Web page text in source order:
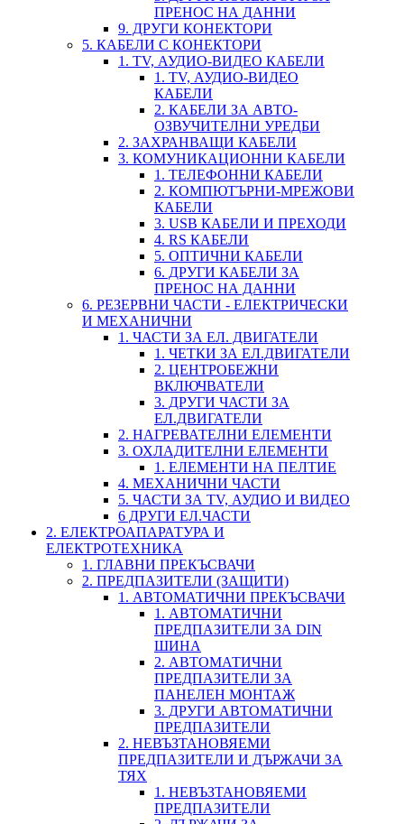
ПРЕНОС НА ДАННИ
9. ДРУГИ КОНЕКТОРИ
5. КАБЕЛИ С КОНЕКТОРИ
1. TV, АУДИО-ВИДЕО КАБЕЛИ
1. TV, АУДИО-ВИДЕО
КАБЕЛИ
2. КАБЕЛИ ЗА АВТО-
ОЗВУЧИТЕЛНИ УРЕДБИ
2. ЗАХРАНВАЩИ КАБЕЛИ
3. КОМУНИКАЦИОННИ КАБЕЛИ
1. ТЕЛЕФОННИ КАБЕЛИ
2. КОМПЮТЪРНИ-МРЕЖОВИ
КАБЕЛИ
3. USB КАБЕЛИ И ПРЕХОДИ
4. RS КАБЕЛИ
5. ОПТИЧНИ КАБЕЛИ
6. ДРУГИ КАБЕЛИ ЗА
ПРЕНОС НА ДАННИ
6. РЕЗЕРВНИ ЧАСТИ - ЕЛЕКТРИЧЕСКИ
И МЕХАНИЧНИ
1. ЧАСТИ ЗА ЕЛ. ДВИГАТЕЛИ
1. ЧЕТКИ ЗА ЕЛ.ДВИГАТЕЛИ
2. ЦЕНТРОБЕЖНИ
ВКЛЮЧВАТЕЛИ
3. ДРУГИ ЧАСТИ ЗА
ЕЛ.ДВИГАТЕЛИ
2. НАГРЕВАТЕЛНИ ЕЛЕМЕНТИ
3. ОХЛАДИТЕЛНИ ЕЛЕМЕНТИ
1. ЕЛЕМЕНТИ НА ПЕЛТИЕ
4. МЕХАНИЧНИ ЧАСТИ
5. ЧАСТИ ЗА TV, АУДИО И ВИДЕО
6 ДРУГИ ЕЛ.ЧАСТИ
2. ЕЛЕКТРОАПАРАТУРА И
ЕЛЕКТРОТЕХНИКА
1. ГЛАВНИ ПРЕКЪСВАЧИ
2. ПРЕДПАЗИТЕЛИ (ЗАЩИТИ)
1. АВТОМАТИЧНИ ПРЕКЪСВАЧИ
1. АВТОМАТИЧНИ
ПРЕДПАЗИТЕЛИ ЗА DIN
ШИНА
2. АВТОМАТИЧНИ
ПРЕДПАЗИТЕЛИ ЗА
ПАНЕЛЕН МОНТАЖ
3. ДРУГИ АВТОМАТИЧНИ
ПРЕДПАЗИТЕЛИ
2. НЕВЪЗТАНОВЯЕМИ
ПРЕДПАЗИТЕЛИ И ДЪРЖАЧИ ЗА
ТЯХ
1. НЕВЪЗТАНОВЯЕМИ
ПРЕДПАЗИТЕЛИ